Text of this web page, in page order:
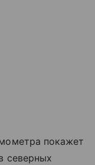
покажет
северных